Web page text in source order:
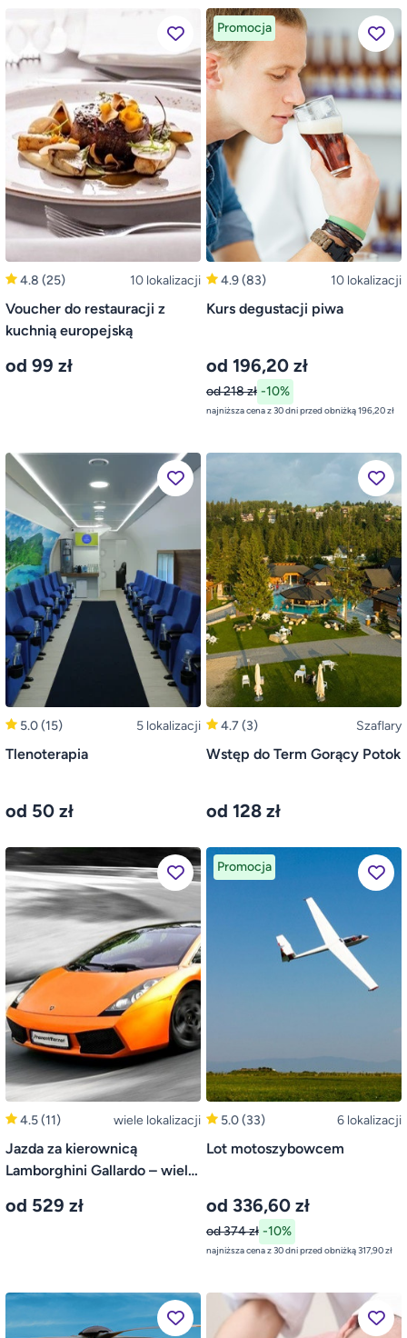
4.8 (25) 10 lokalizacji
Voucher do restauracji z
kuchnią europejską
od 99 zł
Promocja
4.9(83) 10 lokalizacji
Kurs degustacji piwa
od 196,20 zł
od 218 zł -10%
najniższa cena z 30 dni przed obniżką 196,20 zł
5.0(15) 5 lokalizacji
Tlenoterapia
od 50 zł
4.7(3) Szaflary
Wstęp do Term Gorący Potok
od 128 zł
4.5(11) wiele lokalizacji
Jazda za kierownicą
Lamborghini Gallardo – wiele
od 529 zł
Promocja
5.0(33) 6 lokalizacji
Lot motoszybowcem
od 336,60 zł
od 374 zł -10%
najniższa cena z 30 dni przed obniżką 317,90 zł